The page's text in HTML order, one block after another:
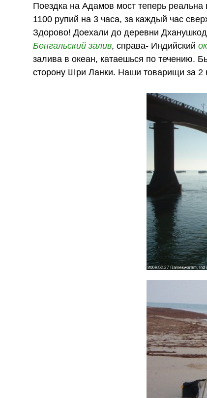
Поездка на Адамов мост теперь
1100 рупий на 3 часа, за каждый час
Здорово! Доехали до деревни
Бенгальский залив, справа- Индийский
залива в океан, катаешься по течению.
сторону Шри Ланки. Наши товарищи за 2